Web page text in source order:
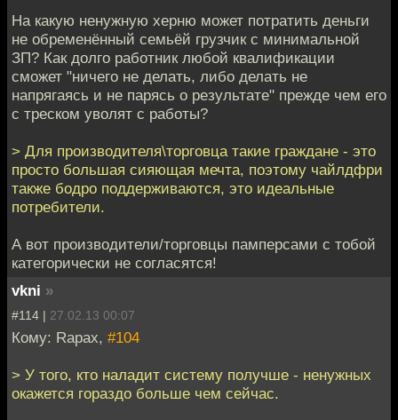
На какую ненужную херню может потратить деньги
не обременённый семьёй грузчик с минимальной
ЗП? Как долго работник любой квалификации
сможет "ничего не делать, либо делать не
напрягаясь и не парясь о результате" прежде чем его
с треском уволят с работы?
> Для производителя\торговца такие граждане - это
просто большая сияющая мечта, поэтому чайлдфри
также бодро поддерживаются, это идеальные
потребители.
А вот производители/торговцы памперсами с тобой
категорически не согласятся!
vkni »
#114 | 27.02.13 00:07
Кому: Rapax, #104
> У того, кто наладит систему получше - ненужных
окажется гораздо больше чем сейчас.